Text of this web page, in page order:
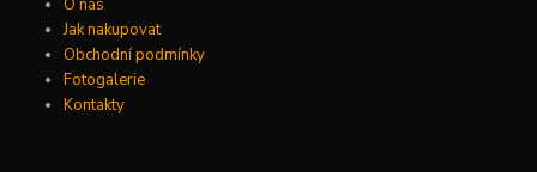
O nás
Jak nakupovat
Obchodní podmínky
Fotogalerie
Kontakty